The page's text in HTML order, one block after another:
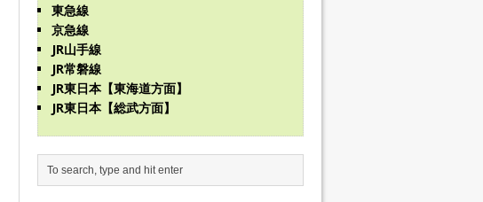
東急線
京急線
JR山手線
JR常磐線
JR東日本【東海道方面】
JR東日本【総武方面】